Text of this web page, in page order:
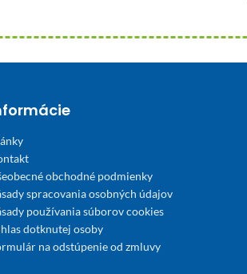
obchodné podmienky
spracovania osobných údajov
používania súborov cookies
dotknutej osoby
na odstúpenie od zmluvy